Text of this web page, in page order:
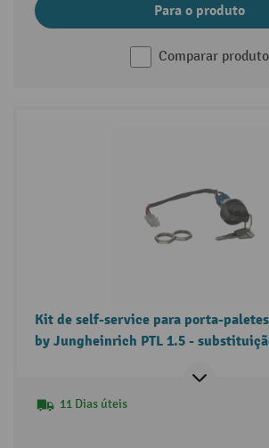
Para o produto
Comparar produto
Kit de self-service para porta-
by Jungheinrich PTL 1.5 -
11 Dias úteis